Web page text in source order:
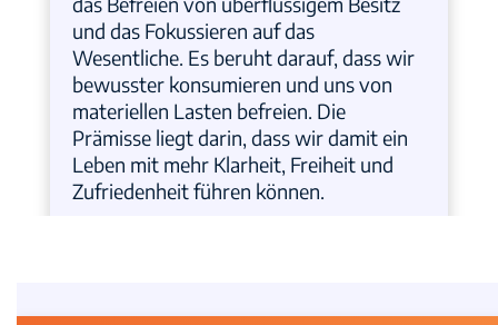
und das Fokussieren auf das
Wesentliche. Es beruht darauf, dass wir
bewusster konsumieren und uns von
materiellen Lasten befreien. Die
Prämisse liegt darin, dass wir damit ein
Leben mit mehr Klarheit, Freiheit und
Zufriedenheit führen können.